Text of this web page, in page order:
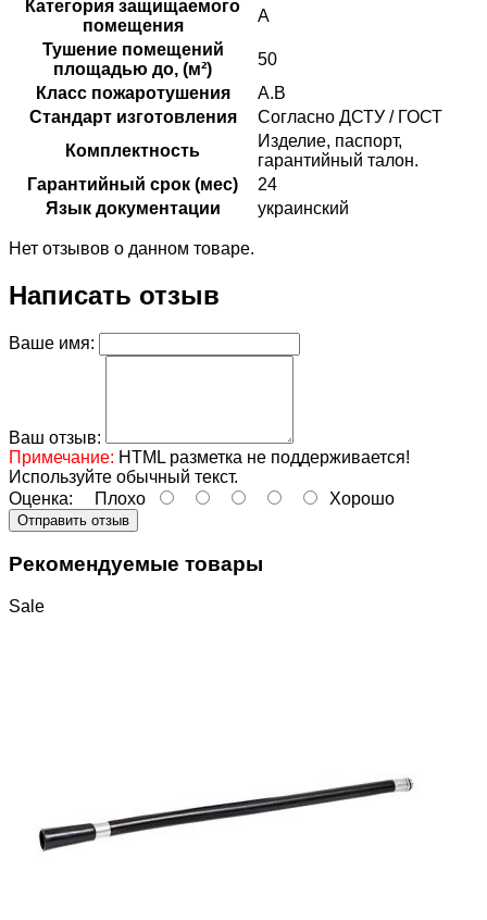
Категория защищаемого
помещения
А
Тушение помещений
площадью до, (м²)
50
Класс пожаротушения
А.В
Стандарт изготовления
Согласно ДСТУ / ГОСТ
Комплектность
Изделие, паспорт,
гарантийный талон.
Гарантийный срок (мес)
24
Язык документации
украинский
Нет отзывов о данном товаре.
Написать отзыв
Ваше имя:
Ваш отзыв:
Примечание: HTML разметка не поддерживается!
Используйте обычный текст.
Оценка: Плохо Хорошо
Отправить отзыв
Рекомендуемые товары
Sale